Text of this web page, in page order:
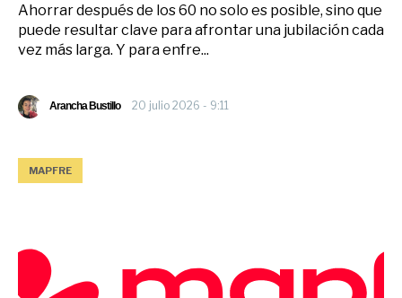
Ahorrar después de los 60 no solo es posible, sino que
puede resultar clave para afrontar una jubilación cada
vez más larga. Y para enfre...
Arancha Bustillo 20 julio 2026 - 9:11
MAPFRE